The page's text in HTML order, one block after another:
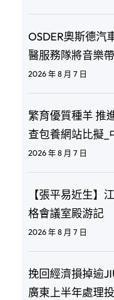
OSDER奧斯德汽
醫服務隊將音樂
2026 年 8 月 7 日
繁育優質種羊 推
查包養網站比擬_
2026 年 8 月 7 日
【張平易近生】
格會議室殿游記
2026 年 8 月 7 日
挽回經濟損掉逾
廣東上半年處理